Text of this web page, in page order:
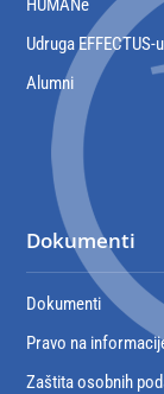
HUMANe
Udruga
Alumni
Dokumenti
Dokumenti
Pravo na
Zaštita osobnih